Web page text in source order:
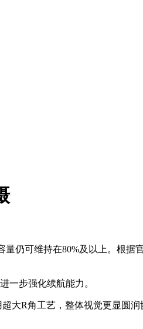
仍可维持在80%及以上。根据
一步强化续航能力。
大R角工艺，整体视觉更显圆